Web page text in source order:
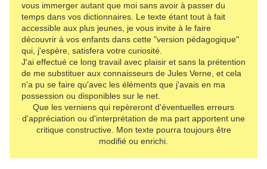
vous immerger autant que moi sans avoir à passer du
temps dans vos dictionnaires. Le texte étant tout à fait
accessible aux plus jeunes, je vous invite à le faire
découvrir à vos enfants dans cette "version pédagogique"
qui, j'espère, satisfera votre curiosité.
J'ai effectué ce long travail avec plaisir et sans la prétention
de me substituer aux connaisseurs de Jules Verne, et cela
n'a pu se faire qu'avec les éléments que j'avais en ma
possession ou disponibles sur le net.
Que les verniens qui repèreront d'éventuelles erreurs
d'appréciation ou d'interprétation de ma part apportent une
critique constructive. Mon texte pourra toujours être
modifié ou enrichi.